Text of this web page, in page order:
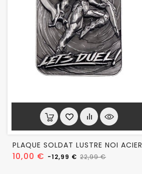
PLAQUE SOLDAT LUSTRE NOI ACIER
10,00 € Prix
-12,99 € 22,99 €Prix